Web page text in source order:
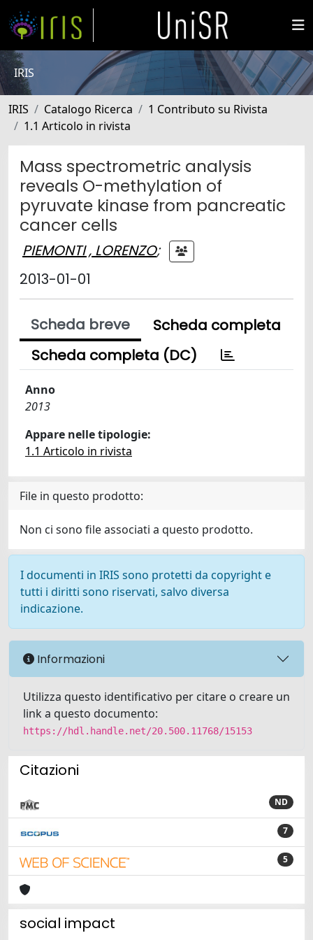
IRIS
IRIS Catalogo Ricerca
1 Contributo su Rivista
1.1 Articolo in rivista
Mass spectrometric analysis
reveals O-methylation of
pyruvate kinase from pancreatic
cancer cells
PIEMONTI , LORENZO;
2013-01-01
Scheda breve
Scheda completa
Scheda completa (DC)
Anno
2013
Appare nelle tipologie:
1.1 Articolo in rivista
File in questo prodotto:
Non ci sono file associati a questo prodotto.
I documenti in IRIS sono protetti da copyright e
tutti i diritti sono riservati, salvo diversa
indicazione.
Informazioni
Utilizza questo identificativo per citare o creare un
link a questo documento:
https://hdl.handle.net/20.500.11768/15153
Citazioni
ND
7
5
social impact